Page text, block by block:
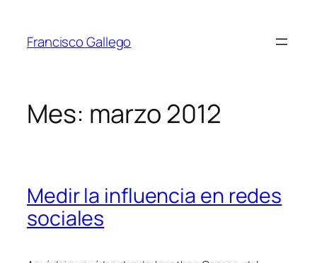
contenido
Francisco Gallego
Mes: marzo 2012
Medir la influencia en redes
sociales